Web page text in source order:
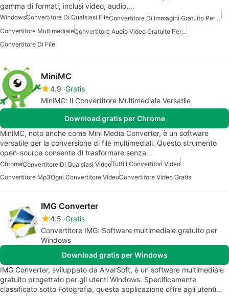
gamma di formati, inclusi video, audio,…
WindowsConvertitore Di Qualsiasi File
Convertitore Di Immagini Gratuito Per Windows
Convertitore Multimediale
Convertitore Audio Video Gratuito Per Windows
Convertitore Di File
MiniMC
4.9 Gratis
MiniMC: Il Convertitore Multimediale Versatile
Download gratis per Chrome
MiniMC, noto anche come Mini Media Converter, è un software
versatile per la conversione di file multimediali. Questo strumento
open-source consente di trasformare senza…
ChromeConvertitore Di Qualsiasi VideoTutti I Convertitori Video
Convertitore Mp3Ogni Convertitore VideoConvertitore Video Gratis
IMG Converter
4.5 Gratis
Convertitore IMG: Software multimediale gratuito per
Windows
Download gratis per Windows
IMG Converter, sviluppato da AlvarSoft, è un software multimediale
gratuito progettato per gli utenti Windows. Specificamente
classificato sotto Fotografia, questa applicazione offre agli utenti…